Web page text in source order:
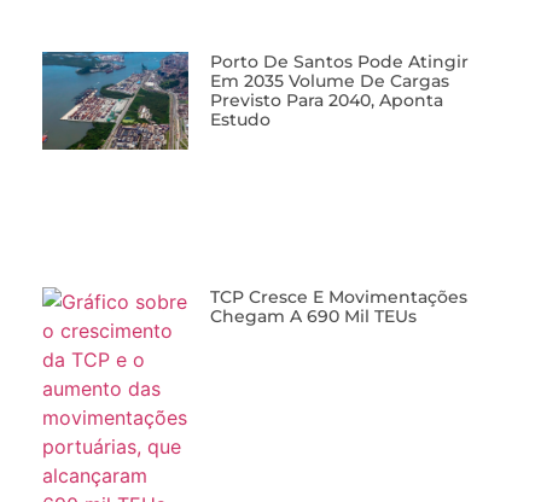
Porto De Santos Pode Atingir
Em 2035 Volume De Cargas
Previsto Para 2040, Aponta
Estudo
TCP Cresce E Movimentações
Chegam A 690 Mil TEUs